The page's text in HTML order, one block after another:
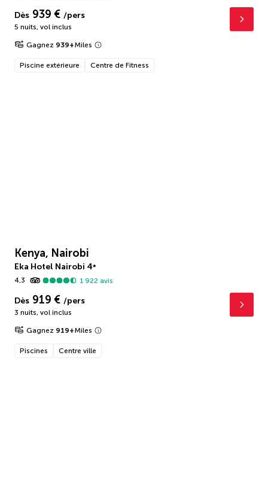
Dès 939 € /pers
5 nuits, vol inclus
Gagnez 939+Miles
Piscine extérieure Centre de Fitness
Kenya, Nairobi
Eka Hotel Nairobi 4*
4,3
1 922 avis
Dès 919 € /pers
3 nuits, vol inclus
Gagnez 919+Miles
Piscines Centre ville